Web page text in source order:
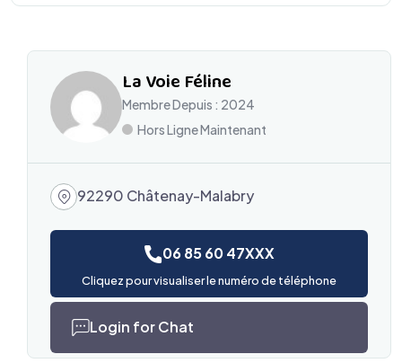
La Voie Féline
Membre Depuis : 2024
Hors Ligne Maintenant
92290 Châtenay-Malabry
06 85 60 47XXX
Cliquez pour visualiser le numéro de téléphone
Login for Chat